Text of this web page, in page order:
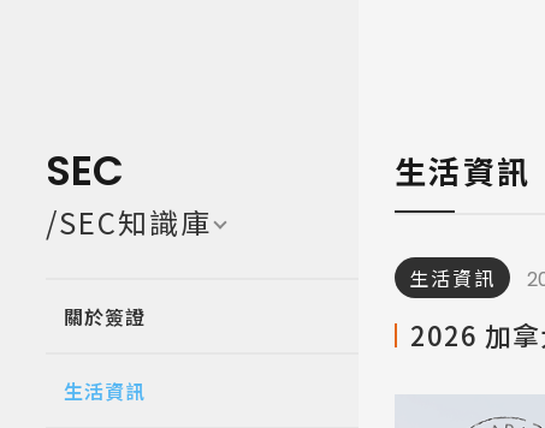
SEC
/SEC知識庫
關於簽證
生活資訊
生活資訊
生活資訊
2026 加拿